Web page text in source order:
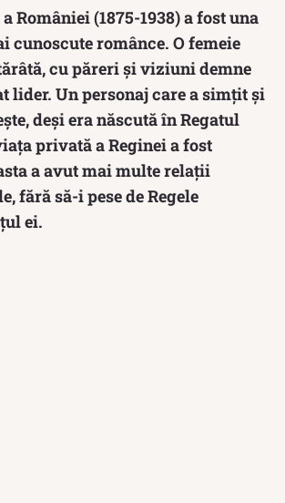
României (1875-1938) a fost una
cunoscute românce. O femeie
cu păreri și viziuni demne
lider. Un personaj care a simțit și
deși era născută în Regatul
privată a Reginei a fost
a avut mai multe relații
fără să-i pese de Regele
ei.